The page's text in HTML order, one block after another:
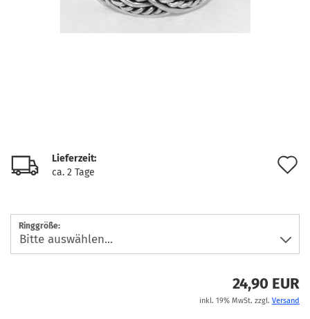
Lieferzeit:
ca. 2 Tage
Ringgröße:
24,90 EUR
inkl. 19% MwSt. zzgl. Versand